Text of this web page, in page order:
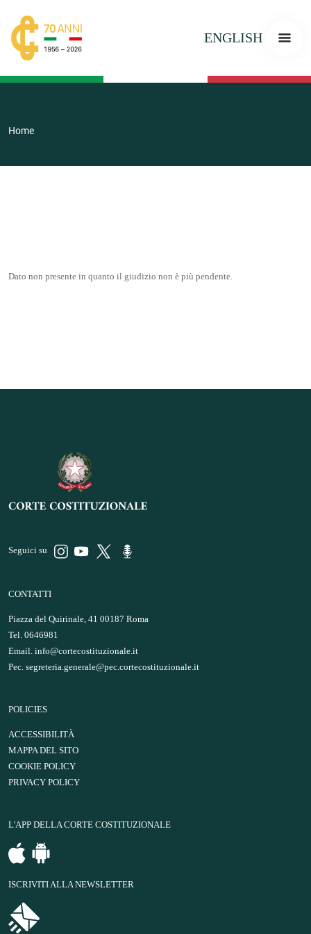
ENGLISH
Home
Dato non presente in quanto il giudizio non è più pendente.
Seguici su
CONTATTI
Piazza del Quirinale, 41 00187 Roma
Tel. 0646981
Email. info@cortecostituzionale.it
Pec. segreteria.generale@pec.cortecostituzionale.it
POLICIES
ACCESSIBILITÀ
MAPPA DEL SITO
COOKIE POLICY
PRIVACY POLICY
L'APP DELLA CORTE COSTITUZIONALE
ISCRIVITI ALLA NEWSLETTER